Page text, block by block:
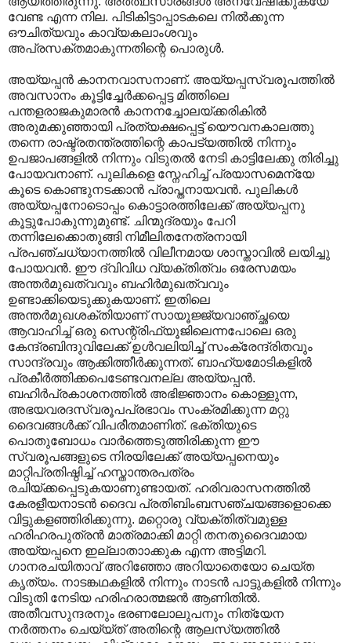
വേണ്ട എന്ന നില. പിടികിട്ടാ‍പ്പാടകലെ നിൽക്കുന്ന
ഔചിത്യവും കാവ്യകലാംശവും
അപ്രസക്തമാകുന്നതിന്റെ പൊരുൾ.
അയ്യപ്പൻ കാനനവാസനാണ്. അയ്യപ്പസ്വരൂപത്തിൽ
അവസാനം കൂട്ടിച്ചേർക്കപ്പെട്ട മിത്തിലെ
പന്തളരാജകുമാരൻ കാനനച്ചോലയ്ക്കരികിൽ
അരുമക്കുഞ്ഞായി പ്രത്യക്ഷപ്പെട്ട് യൌവനകാലത്തു
തന്നെ രാഷ്ട്രതന്ത്രത്തിന്റെ കാപട്യത്തിൽ നിന്നും
ഉപജാപങ്ങളിൽ നിന്നും വിടുതൽ നേടി കാട്ടിലേക്കു തിരിച്ചു
പോയവനാണ്. പുലികളെ സ്നേഹിച്ച് പ്രയാസമെന്യേ
കൂടെ കൊണ്ടുനടക്കാൻ പ്രാപ്തനായവൻ. പുലികൾ
അയ്യപ്പനോടൊപ്പം കൊട്ടാരത്തിലേക്ക് അയ്യപ്പനു
കൂട്ടുപോകുന്നുമുണ്ട്. ചിന്മുദ്രയും പേറി
തന്നിലേക്കൊതുങ്ങി നിമീലിതനേത്രനായി
പ്രപഞ്ചധ്യാനത്തിൽ വിലീനമായ ശാസ്താവിൽ ലയിച്ചു
പോയവൻ. ഈ ദ്വിവിധ വ്യക്തിത്വം ഒരേസമയം
അന്തർമുഖത്വവും ബഹിർമുഖത്വവും
ഉണ്ടാക്കിയെടുക്കുകയാണ്. ഇതിലെ
അന്തർമുഖശക്തിയാണ് സായൂജ്ജ്യവാഞ്ച്ഛയെ
ആവാഹിച്ച് ഒരു സെന്റ്രിഫ്യൂജിലെന്നപോലെ ഒരു
കേന്ദ്രബിന്ദുവിലേക്ക് ഉൾവലിയിച്ച് സംക്രേന്ദ്രിതവും
സാന്ദ്രവും ആക്കിത്തീർക്കുന്നത്. ബാഹ്യമോടികളിൽ
പ്രകീർത്തിക്കപെടേണ്ടവനല്ല അയ്യപ്പൻ.
ബഹിർപ്രകാശനത്തിൽ അഭിജ്ഞാനം കൊള്ളുന്ന,
അഭയവരദസ്വരൂപപ്രഭാവം സംക്രമിക്കുന്ന മറ്റു
ദൈവങ്ങൾക്ക് വിപരീതമാണിത്. ഭക്തിയുടെ
പൊതുബോധം വാർത്തെടുത്തിരിക്കുന്ന ഈ
സ്വരൂപങ്ങളുടെ നിരയിലേക്ക് അയ്യപ്പനെയും
മാറ്റിപ്രതിഷ്ഠിച്ച് ഹസ്താന്തരപത്രം
രചിയ്ക്കപ്പെടുകയാണുണ്ടായത്. ഹരിവരാസനത്തിൽ
കേരളീയനാടൻ ദൈവ പ്രതിബിംബസഞ്ചയങ്ങളൊക്കെ
വിട്ടുകളഞ്ഞിരിക്കുന്നു. മറ്റൊരു വ്യക്തിത്വമുള്ള
ഹരിഹരപുത്രൻ മാത്രമാക്കി മാറ്റി തനതുദൈവമായ
അയ്യപ്പനെ ഇല്ലാതാ‍ാക്കുക എന്ന അട്ടിമറി.
ഗാനരചയിതാവ് അറിഞ്ഞോ അറിയാതെയോ ചെയ്ത
കൃത്യം. നാടങ്കഥകളിൽ നിന്നും നാടൻ പാട്ടുകളിൽ നിന്നും
വിടുതി നേടിയ ഹരിഹരാത്മജൻ ആണിതിൽ.
അതീവസുന്ദരനും ഭരണലോലുപനും നിത്യേന
നർത്തനം ചെയ്യ്ത് അതിന്റെ ആലസ്യത്തിൽ